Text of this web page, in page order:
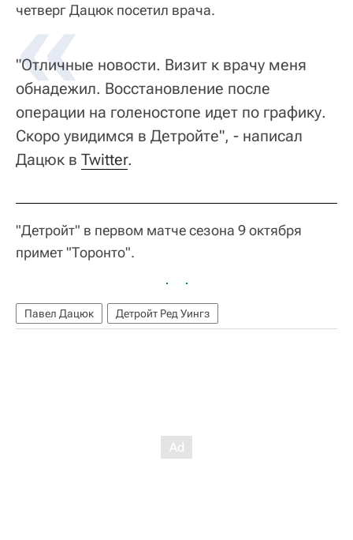
четверг Дацюк посетил врача.
"Отличные новости. Визит к врачу меня
обнадежил. Восстановление после
операции на голеностопе идет по графику.
Скоро увидимся в Детройте", - написал
Дацюк в Twitter.
"Детройт" в первом матче сезона 9 октября
примет "Торонто".
Павел Дацюк Детройт Ред Уингз